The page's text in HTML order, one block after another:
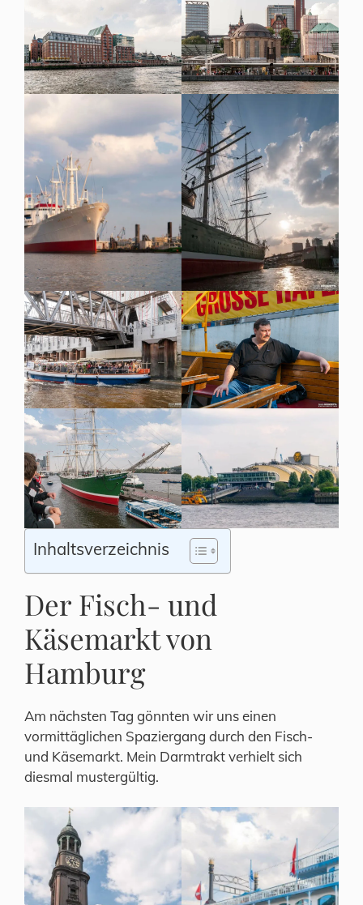
Inhaltsverzeichnis
Der Fisch- und
Käsemarkt von
Hamburg
Am nächsten Tag gönnten wir uns einen
vormittäglichen Spaziergang durch den Fisch-
und Käsemarkt. Mein Darmtrakt verhielt sich
diesmal mustergültig.